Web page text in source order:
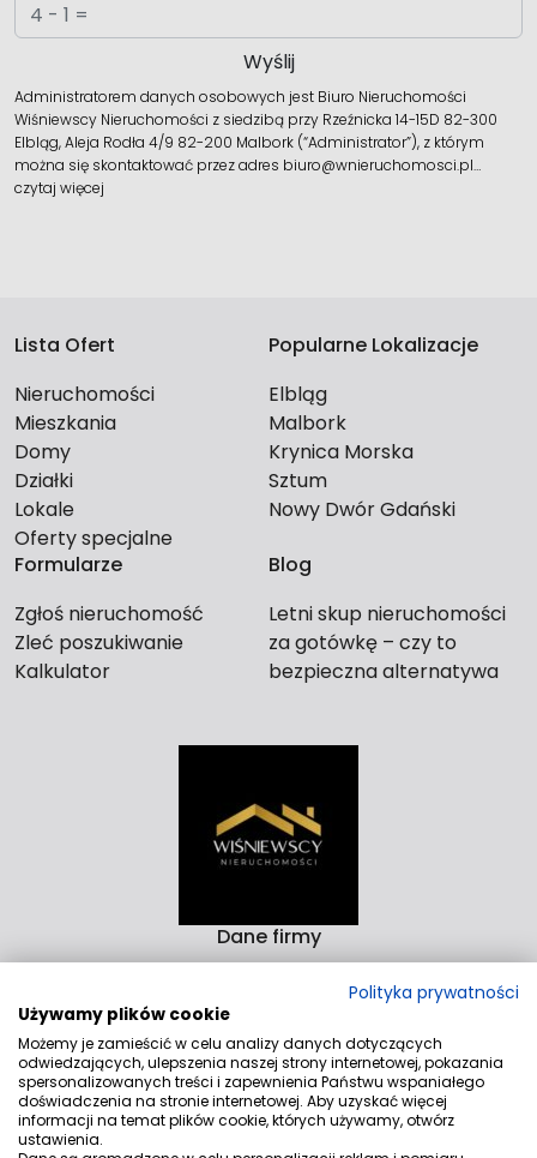
Administratorem danych osobowych jest Biuro Nieruchomości
Wiśniewscy Nieruchomości z siedzibą przy Rzeźnicka 14-15D 82-300
Elbląg, Aleja Rodła 4/9 82-200 Malbork (“Administrator”), z którym
można się skontaktować przez adres biuro@wnieruchomosci.pl…
czytaj więcej
Lista Ofert
Nieruchomości
Mieszkania
Domy
Działki
Lokale
Oferty specjalne
Popularne Lokalizacje
Elbląg
Malbork
Krynica Morska
Sztum
Nowy Dwór Gdański
Formularze
Zgłoś nieruchomość
Zleć poszukiwanie
Kalkulator
Blog
Letni skup nieruchomości
za gotówkę – czy to
bezpieczna alternatywa
Dane firmy
Biuro Nieruchomości Wiśniewscy Nieruchomości
Rzeźnicka 14-15D 82-300 Elbląg
Aleja Rodła 4/9 82-200 Malbork
Kontakt
biuro@wnieruchomosci.pl
Polityka prywatności
Używamy plików cookie
Możemy je zamieścić w celu analizy danych dotyczących
odwiedzających, ulepszenia naszej strony internetowej, pokazania
spersonalizowanych treści i zapewnienia Państwu wspaniałego
doświadczenia na stronie internetowej. Aby uzyskać więcej
informacji na temat plików cookie, których używamy, otwórz
ustawienia.